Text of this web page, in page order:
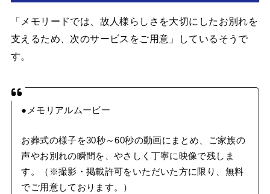
「メモリードでは、故人様らしさを大切にしたお別れを
支えるため、次のサービスをご用意」しているそうで
す。
●メモリアルムービー
お葬式の様子を30秒～60秒の動画にまとめ、ご家族の
声やお別れの瞬間を、やさしく丁寧に映像で残しま
す。（※撮影・掲載許可をいただいた方に限り、無料
でご用意しております。）